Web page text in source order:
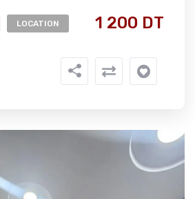
LOCATION 1 200 DT